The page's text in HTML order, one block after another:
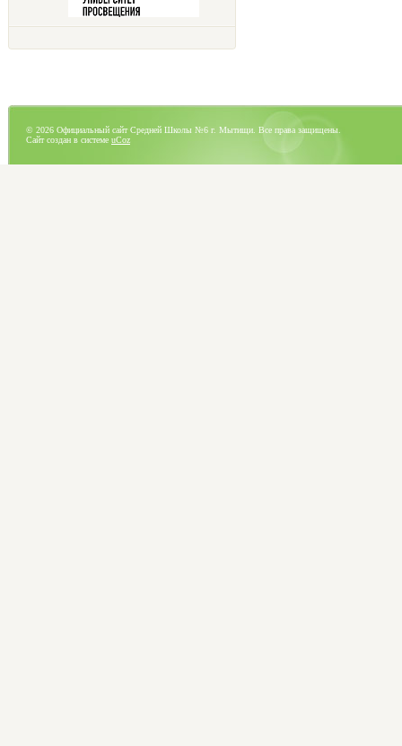
© 2026 Официальный сайт Средней Школы №6 г. Мытищи. Все права защищены.
Сайт создан в системе uCoz